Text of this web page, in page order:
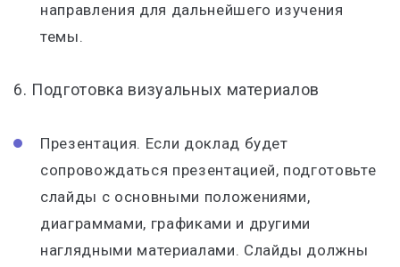
направления для дальнейшего изучения
темы.
6. Подготовка визуальных материалов
Презентация. Если доклад будет
сопровождаться презентацией, подготовьте
слайды с основными положениями,
диаграммами, графиками и другими
наглядными материалами. Слайды должны